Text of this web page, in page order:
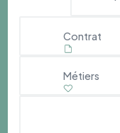
Contrat
Métiers